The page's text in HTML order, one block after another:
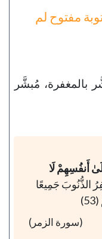
مفتوح لم
بالمغفرة، مُبشَّر
أَنفُسِهِمْ لَا
الذُّنُوبَ جَمِيعًا
(سورة الزمر)